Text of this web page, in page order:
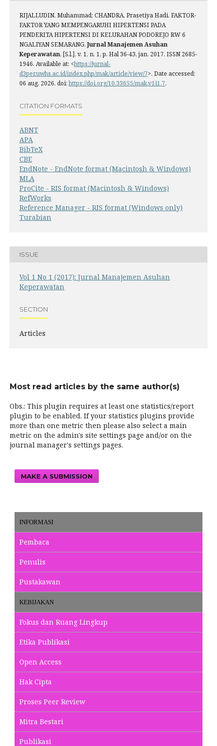
RIJALLUDIN, Muhammad; CHANDRA, Prasetiya Hadi. FAKTOR-
FAKTOR YANG MEMPENGARUHI HIPERTENSI PADA
PENDERITA HIPERTENSI DI KELURAHAN PODOREJO RW 6
NGALIYAN SEMARANG. Jurnal Manajemen Asuhan
Keperawatan, [S.l.], v. 1, n. 1, p. Hal 36-43, jan. 2017. ISSN 2685-
1946. Available at: <https://jurnal-
d3per.uwhs.ac.id/index.php/mak/article/view/7>. Date accessed:
06 aug. 2026. doi:https://doi.org/10.33655/mak.v1i1.7.
CITATION FORMATS
ABNT
APA
BibTeX
CBE
EndNote - EndNote format (Macintosh & Windows)
MLA
ProCite - RIS format (Macintosh & Windows)
RefWorks
Reference Manager - RIS format (Windows only)
Turabian
ISSUE
Vol 1 No 1 (2017): Jurnal Manajemen Asuhan
Keperawatan
SECTION
Articles
Most read articles by the same author(s)
Obs.: This plugin requires at least one statistics/report
plugin to be enabled. If your statistics plugins provide
more than one metric then please also select a main
metric on the admin's site settings page and/or on the
journal manager's settings pages.
MAKE A SUBMISSION
INFORMASI
Pembaca
Penulis
Pustakawan
KEBIJAKAN
Fokus dan Ruang Lingkup
Etika Publikasi
Open Access
Hak Cipta
Proses Peer Review
Mitra Bestari
Publikasi